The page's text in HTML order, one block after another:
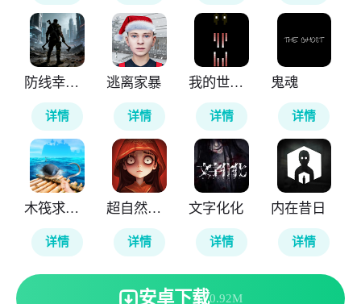
防线幸存者
详情
逃离家暴
详情
我的世界雾中人
详情
鬼魂
详情
木筏求生4无尽之海
详情
超自然行动组
详情
文字化化
详情
内在昔日
详情
安卓下载0.92M